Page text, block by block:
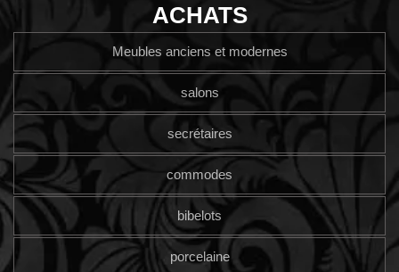
ACHATS
Meubles anciens et modernes
salons
secrétaires
commodes
bibelots
porcelaine